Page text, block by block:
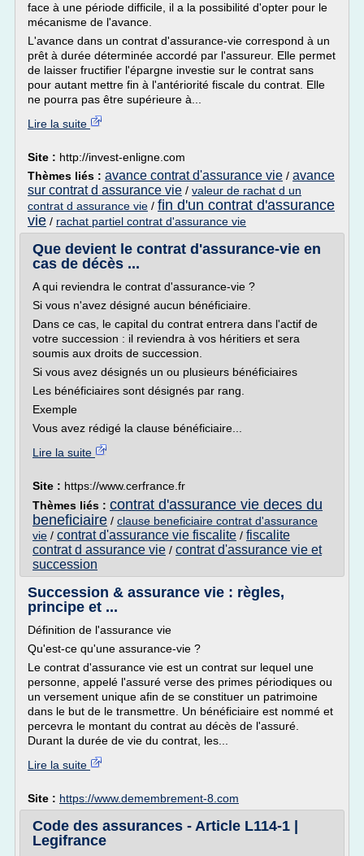
face à une période difficile, il a la possibilité d'opter pour le
mécanisme de l'avance.
L'avance dans un contrat d'assurance-vie correspond à un
prêt à durée déterminée accordé par l'assureur. Elle permet
de laisser fructifier l'épargne investie sur le contrat sans
pour autant mettre fin à l'antériorité fiscale du contrat. Elle
ne pourra pas être supérieure à...
Lire la suite
Site : http://invest-enligne.com
Thèmes liés : avance contrat d'assurance vie / avance
sur contrat d assurance vie / valeur de rachat d un
contrat d assurance vie / fin d'un contrat d'assurance
vie / rachat partiel contrat d'assurance vie
Que devient le contrat d'assurance-vie en
cas de décès ...
A qui reviendra le contrat d'assurance-vie ?
Si vous n'avez désigné aucun bénéficiaire.
Dans ce cas, le capital du contrat entrera dans l'actif de
votre succession : il reviendra à vos héritiers et sera
soumis aux droits de succession.
Si vous avez désignés un ou plusieurs bénéficiaires
Les bénéficiaires sont désignés par rang.
Exemple
Vous avez rédigé la clause bénéficiaire...
Lire la suite
Site : https://www.cerfrance.fr
Thèmes liés : contrat d'assurance vie deces du
beneficiaire / clause beneficiaire contrat d'assurance
vie / contrat d'assurance vie fiscalite / fiscalite
contrat d assurance vie / contrat d'assurance vie et
succession
Succession & assurance vie : règles,
principe et ...
Définition de l'assurance vie
Qu'est-ce qu'une assurance-vie ?
Le contrat d'assurance vie est un contrat sur lequel une
personne, appelé l'assuré verse des primes périodiques ou
un versement unique afin de se constituer un patrimoine
dans le but de le transmettre. Un bénéficiaire est nommé et
percevra le montant du contrat au décès de l'assuré.
Durant la durée de vie du contrat, les...
Lire la suite
Site : https://www.demembrement-8.com
Code des assurances - Article L114-1 |
Legifrance